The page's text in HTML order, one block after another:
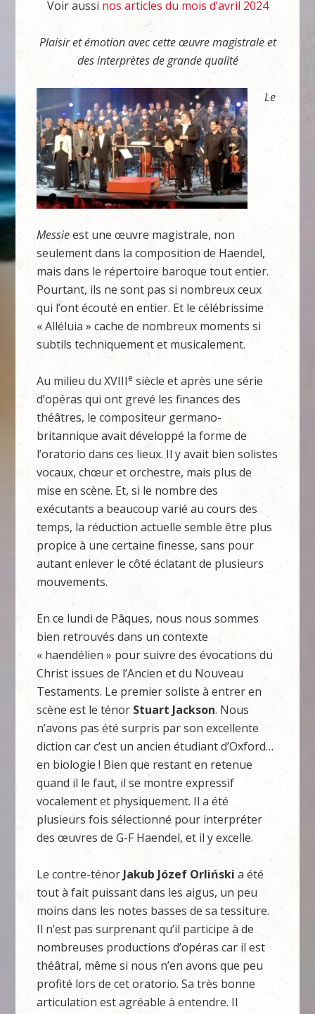
Voir aussi nos articles du mois d’avril 2024
Plaisir et émotion avec cette œuvre magistrale et
des interprètes de grande qualité
Le
Messieest une œuvre magistrale, non
seulement dans la composition de Haendel,
mais dans le répertoire baroque tout entier.
Pourtant, ils ne sont pas si nombreux ceux
qui l’ont écouté en entier. Et le célébrissime
« Alléluia » cache de nombreux moments si
subtils techniquement et musicalement.
Au milieu du XVIIIe siècle et après une série
d’opéras qui ont grevé les finances des
théâtres, le compositeur germano-
britannique avait développé la forme de
l’oratorio dans ces lieux. Il y avait bien solistes
vocaux, chœur et orchestre, mais plus de
mise en scène. Et, si le nombre des
exécutants a beaucoup varié au cours des
temps, la réduction actuelle semble être plus
propice à une certaine finesse, sans pour
autant enlever le côté éclatant de plusieurs
mouvements.
En ce lundi de Pâques, nous nous sommes
bien retrouvés dans un contexte
« haendélien » pour suivre des évocations du
Christ issues de l’Ancien et du Nouveau
Testaments. Le premier soliste à entrer en
scène est le ténor Stuart Jackson. Nous
n’avons pas été surpris par son excellente
diction car c’est un ancien étudiant d’Oxford…
en biologie ! Bien que restant en retenue
quand il le faut, il se montre expressif
vocalement et physiquement. Il a été
plusieurs fois sélectionné pour interpréter
des œuvres de G-F Haendel, et il y excelle.
Le contre-ténor Jakub Józef Orliński a été
tout à fait puissant dans les aigus, un peu
moins dans les notes basses de sa tessiture.
Il n’est pas surprenant qu’il participe à de
nombreuses productions d’opéras car il est
théâtral, même si nous n’en avons que peu
profité lors de cet oratorio. Sa très bonne
articulation est agréable à entendre. Il